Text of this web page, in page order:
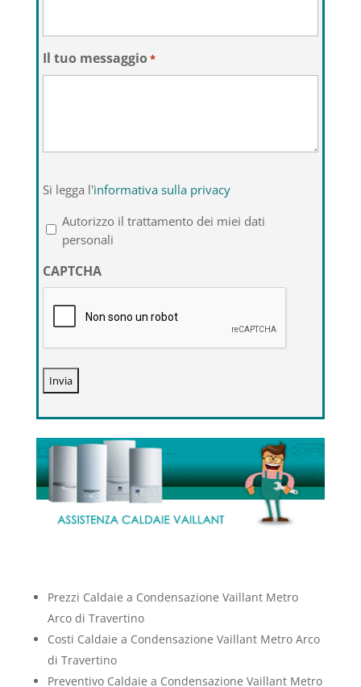
Il tuo messaggio*
legga
l'informativa
sulla
privacy
*
Si legga l'informativa sulla privacy
Autorizzo il trattamento dei miei dati
personali
CAPTCHA
Prezzi Caldaie a Condensazione Vaillant Metro
Arco di Travertino
Costi Caldaie a Condensazione Vaillant Metro Arco
di Travertino
Preventivo Caldaie a Condensazione Vaillant Metro